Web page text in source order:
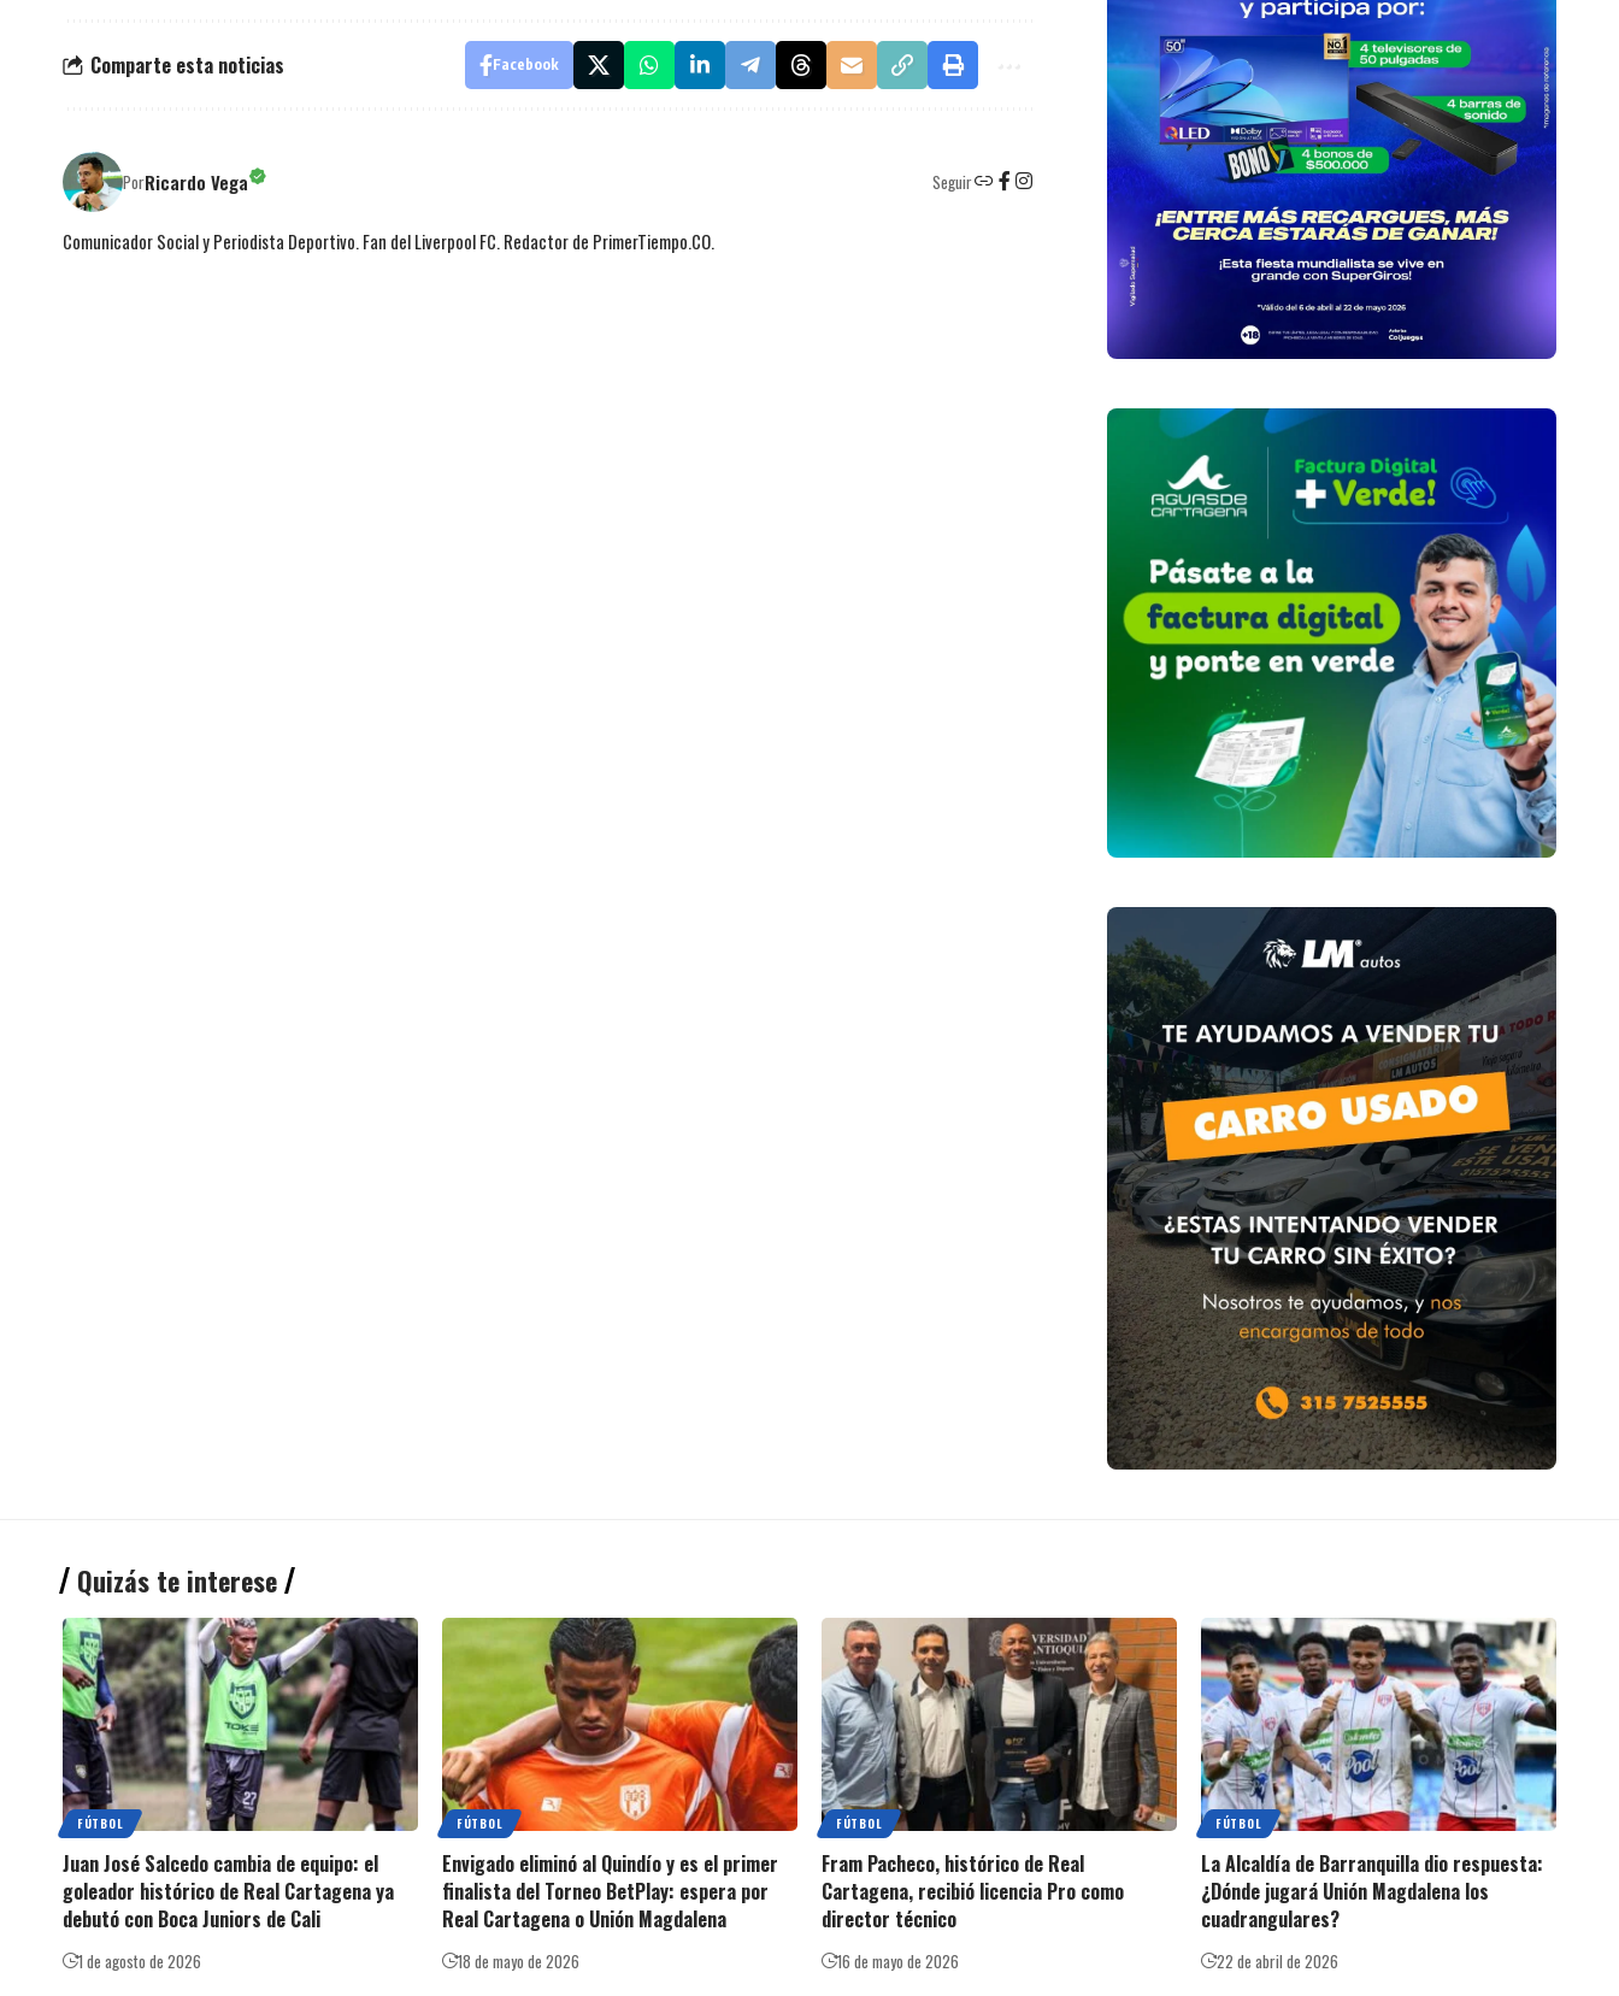
Comparte esta noticias Facebook
PorRicardo Vega Seguir
Comunicador Social y Periodista Deportivo. Fan del Liverpool FC. Redactor de PrimerTiempo.CO.
Quizás te interese
FÚTBOL
Juan José Salcedo cambia de equipo: el
goleador histórico de Real Cartagena ya
debutó con Boca Juniors de Cali
1 de agosto de 2026
FÚTBOL
Envigado eliminó al Quindío y es el primer
finalista del Torneo BetPlay: espera por
Real Cartagena o Unión Magdalena
18 de mayo de 2026
FÚTBOL
Fram Pacheco, histórico de Real
Cartagena, recibió licencia Pro como
director técnico
16 de mayo de 2026
FÚTBOL
La Alcaldía de Barranquilla dio respuesta:
¿Dónde jugará Unión Magdalena los
cuadrangulares?
22 de abril de 2026